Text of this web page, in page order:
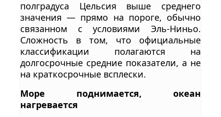
полградуса Цельсия выше среднего
значения — прямо на пороге, обычно
связанном с условиями Эль-Ниньо.
Сложность в том, что официальные
классификации полагаются на
долгосрочные средние показатели, а не
на краткосрочные всплески.
Море поднимается, океан
нагревается